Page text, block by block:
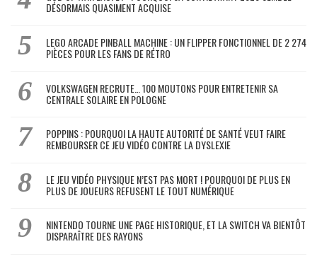
DÉSORMAIS QUASIMENT ACQUISE
LEGO ARCADE PINBALL MACHINE : UN FLIPPER FONCTIONNEL DE 2 274
PIÈCES POUR LES FANS DE RÉTRO
VOLKSWAGEN RECRUTE… 100 MOUTONS POUR ENTRETENIR SA
CENTRALE SOLAIRE EN POLOGNE
POPPINS : POURQUOI LA HAUTE AUTORITÉ DE SANTÉ VEUT FAIRE
REMBOURSER CE JEU VIDÉO CONTRE LA DYSLEXIE
LE JEU VIDÉO PHYSIQUE N’EST PAS MORT ! POURQUOI DE PLUS EN
PLUS DE JOUEURS REFUSENT LE TOUT NUMÉRIQUE
NINTENDO TOURNE UNE PAGE HISTORIQUE, ET LA SWITCH VA BIENTÔT
DISPARAÎTRE DES RAYONS